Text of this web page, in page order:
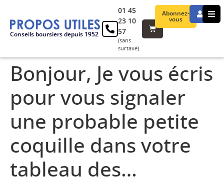
Conseils boursiers depuis 1952
Abonnez-
vous
01 45
23 10
57
(sans
surtaxe)
Bonjour, Je vous écris
pour vous signaler
une probable petite
coquille dans votre
tableau des…